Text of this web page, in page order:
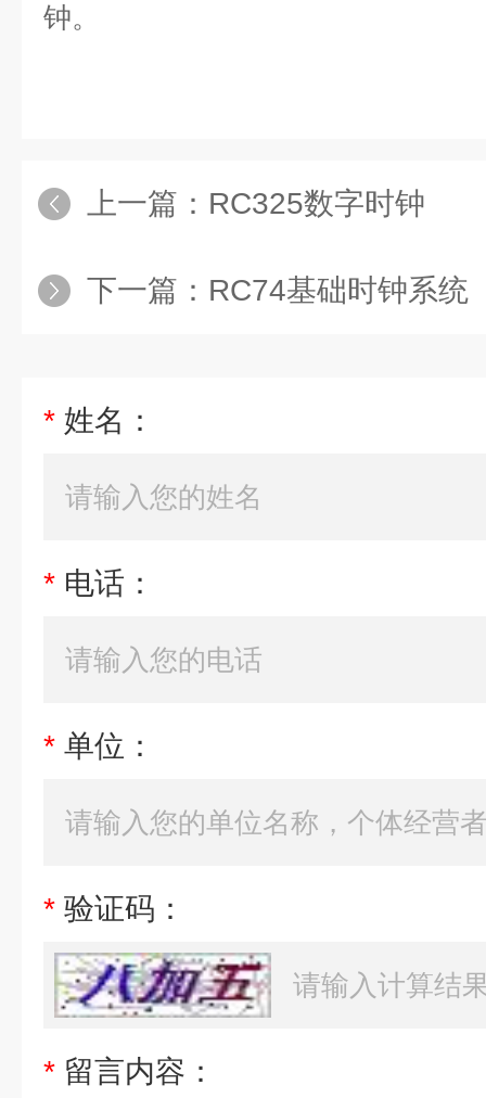
钟。
上一篇： RC325数字时钟
下一篇： RC74基础时钟系统
* 姓名：
* 电话：
* 单位：
* 验证码：
* 留言内容：